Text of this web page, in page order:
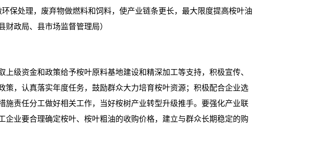
保处理，废弃物做燃料和饲料，使产业链条更长，最大限度提高桉叶油
政局、县市场监督管理局）
级资金和政策给予桉叶原料基地建设和精深加工等支持，积极宣传、
，认真落实年度任务，鼓励群众大力培育桉叶资源；积极配合企业选
责任分工做好相关工作，当好桉树产业转型升级推手。要强化产业联
业要合理确定桉叶、桉叶粗油的收购价格，建立与群众长期稳定的购